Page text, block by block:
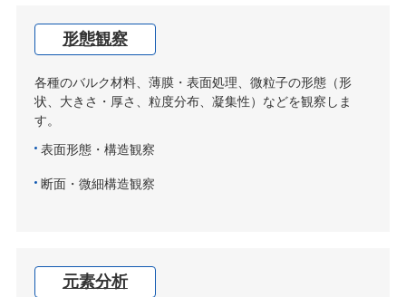
形態観察
各種のバルク材料、薄膜・表面処理、微粒子の形態（形
状、大きさ・厚さ、粒度分布、凝集性）などを観察しま
す。
表面形態・構造観察
断面・微細構造観察
元素分析